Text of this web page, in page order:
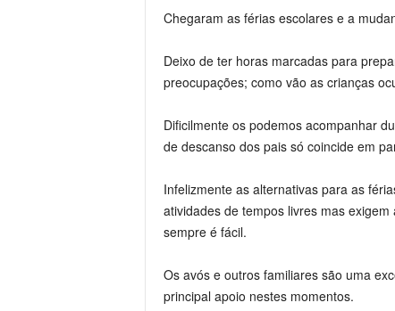
Chegaram as férias escolares e a
Deixo de ter horas marcadas para
preocupações; como vão as crianças
Dificilmente os podemos acompanhar
de descanso dos pais só coincide em
Infelizmente as alternativas para as
atividades de tempos livres mas
sempre é fácil.
Os avós e outros familiares são uma
principal apoio nestes momentos.